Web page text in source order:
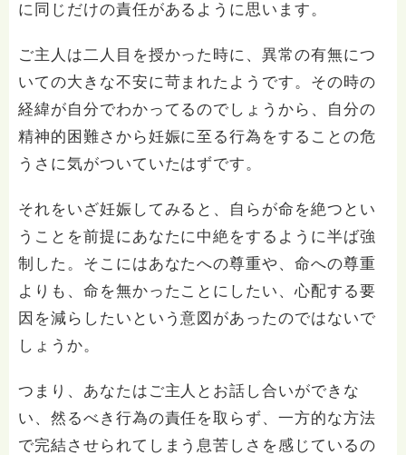
に同じだけの責任があるように思います。
ご主人は二人目を授かった時に、異常の有無につ
いての大きな不安に苛まれたようです。その時の
経緯が自分でわかってるのでしょうから、自分の
精神的困難さから妊娠に至る行為をすることの危
うさに気がついていたはずです。
それをいざ妊娠してみると、自らが命を絶つとい
うことを前提にあなたに中絶をするように半ば強
制した。そこにはあなたへの尊重や、命への尊重
よりも、命を無かったことにしたい、心配する要
因を減らしたいという意図があったのではないで
しょうか。
つまり、あなたはご主人とお話し合いができな
い、然るべき行為の責任を取らず、一方的な方法
で完結させられてしまう息苦しさを感じているの